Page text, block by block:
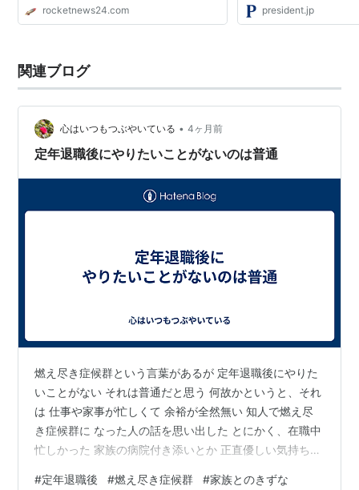
rocketnews24.com president.jp
関連ブログ
心はいつもつぶやいている • 4ヶ月前
定年退職後にやりたいことがないのは普通
燃え尽き症候群という言葉があるが 定年退職後にやりた
いことがない それは普通だと思う 何故かというと、それ
は 仕事や家事が忙しくて 余裕が全然無い 知人で燃え尽
き症候群に なった人の話を思い出した とにかく、在職中
忙しかった 家族の病院付き添いとか 正直優しい気持ちに
#定年退職後 #燃え尽き症候群 #家族とのきずな